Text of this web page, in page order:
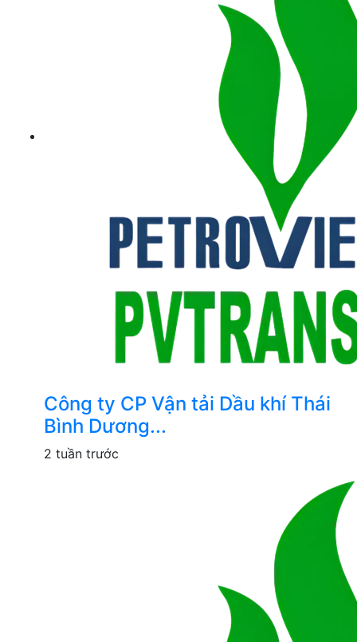
Công ty CP Vận tải Dầu khí Thái
Bình Dương...
2 tuần trước